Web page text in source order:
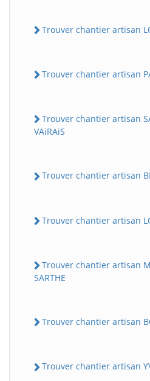
Trouver chantier artisan
Trouver chantier artisan
Trouver chantier artisan
VAiRAiS
Trouver chantier artisan
Trouver chantier artisan
Trouver chantier artisan
SARTHE
Trouver chantier artisan
Trouver chantier artisan